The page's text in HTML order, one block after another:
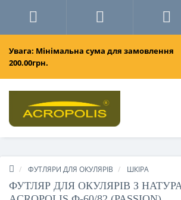
Увага: Мінімальна сума для замовлення
200.00грн.
ФУТЛЯРИ ДЛЯ ОКУЛЯРІВ ШКІРА
ФУТЛЯР ДЛЯ ОКУЛЯРІВ З